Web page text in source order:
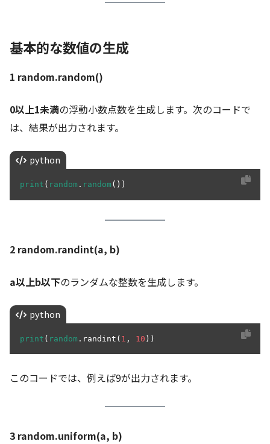
基本的な数値の生成
1 random.random()
0以上1未満の浮動小数点数を生成します。次のコードで
は、結果が出力されます。
python
print ( random . random
2 random.randint(a, b)
a以上b以下のランダムな整数を生成します。
python
print ( random .randint( 1 , 10
このコードでは、例えば9が出力されます。
3 random.uniform(a, b)